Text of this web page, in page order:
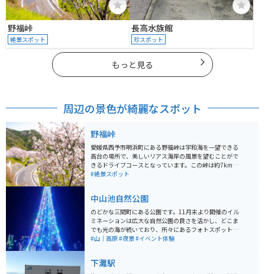
野福峠
絶景スポット
長高水族館
珍スポット
もっと見る
周辺の景色が綺麗なスポット
野福峠
愛媛県西予市明浜町にある野福峠は宇和海を一望できる
高台の場所で、美しいリアス海岸の風景を望むことがで
きるドライブコースとなっています。この峠は約7kmに
わたってつづら折りの道が続き、3月下旬から4月上旬に
り景色を楽しむことができます。 毎年3月の最終日曜日
には「野福峠さくら祭り」が開催され、多くの観光客で
賑わいます。道はカーブが続きますので、運転する際は
ご注意ください。
#絶景スポット
中山池自然公園
のどかな三間町にある公園です。11月末より開催のイル
ミネーションは広大な自然公園の良さを活かし、どこま
でも光の海が続いており、所々にあるフォトスポットで
は友人同士、家族連れ、恋人とたくさんの方が写真を撮
とができます。 自然公園というだけあって季節の花もた
#山｜高原#夜景#イベント体験
下灘駅